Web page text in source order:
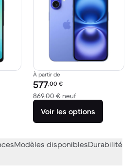
€ neuf
À partir de
Prix reconditionné :
577,00 €
869,00 € neufcontre 869,00 €
Voir les options
Modèles disponiblesDurabilité